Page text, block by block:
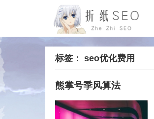
标签： seo优化费用
熊掌号季风算法